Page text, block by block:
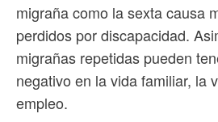
migraña como la sexta causa
perdidos por discapacidad.
migrañas repetidas pueden
negativo en la vida familiar, la
empleo.